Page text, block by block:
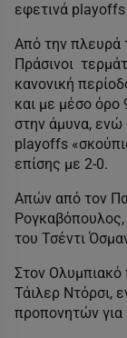
εφετινά
Από την πλευρά
Πράσινοι
κανονική
και με μέσο όρο
στην άμυνα,
playoffs
επίσης με 2-0.
Απών από τον
του Τσέντι
Στον Ολυμπιακό
Τάιλερ Ντόρσι,
προπονητών για